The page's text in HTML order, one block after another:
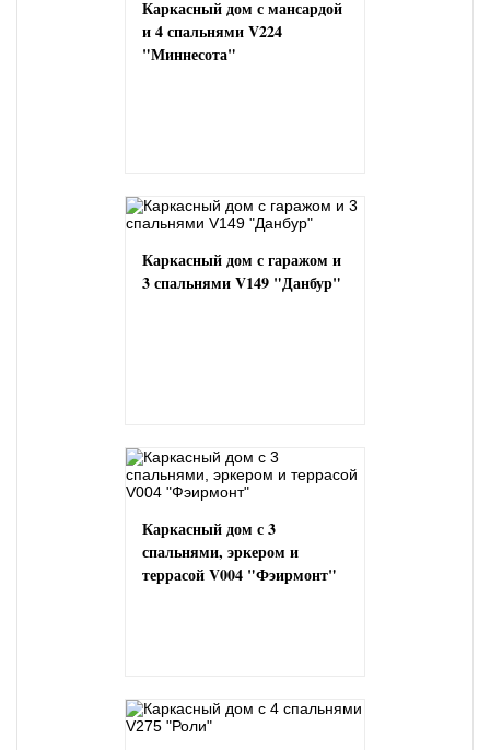
Каркасный дом с мансардой
и 4 спальнями V224
"Миннесота"
Каркасный дом с гаражом и
3 спальнями V149 "Данбур"
Каркасный дом с 3
спальнями, эркером и
террасой V004 "Фэирмонт"